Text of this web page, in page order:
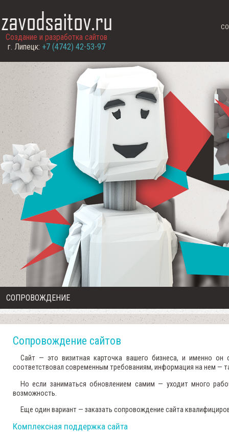
Создание и разработка сайтов
г. Липецк: +7 (4742) 42-53-97
СОПРОВОЖДЕНИЕ
Сопровождение сайтов
Сайт — это визитная карточка вашего бизнеса, и именно
соответствовал современным требованиям, информация на нем —
Но если заниматься обновлением самим — уходит много
возможность.
Еще один вариант — заказать сопровождение сайта
Комплексная поддержка сайта